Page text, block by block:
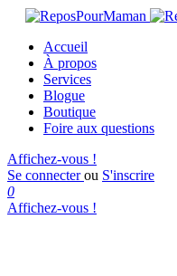
Accueil
À propos
Services
Blogue
Boutique
Foire aux questions
Affichez-vous !
Se connecterou S'inscrire
0
Affichez-vous !